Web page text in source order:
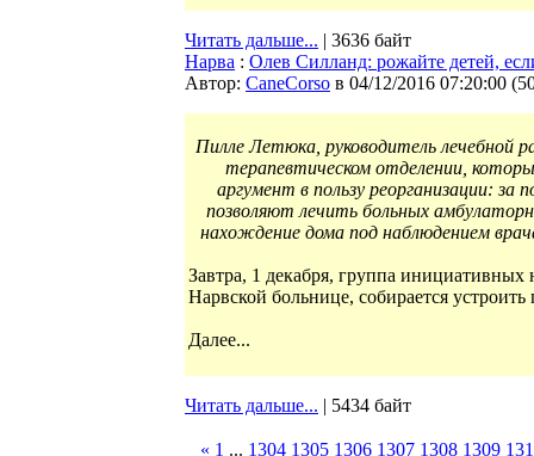
Читать дальше... | 3636 байт
Нарва : Олев Силланд: рожайте детей,
Автор: CaneCorso в 04/12/2016 07:20:00 (
Пилле Летюка, руководитель лечебной
терапевтическом отделении,
аргумент в пользу реорганизации: за
позволяют лечить больных
нахождение дома под наблюдением
Завтра, 1 декабря, группа инициативных
Нарвской больнице, собирается
Далее...
Читать дальше... | 5434 байт
« 1 ... 1304 1305 1306 1307 1308 1309